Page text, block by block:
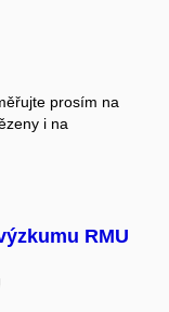
prosím na
i na
RMU